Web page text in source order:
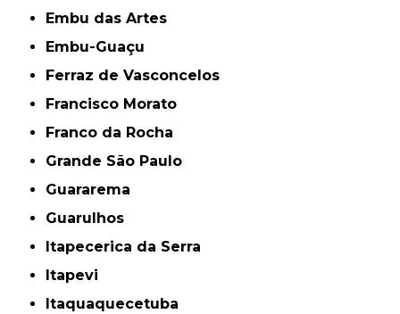
Embu das Artes
Embu-Guaçu
Ferraz de Vasconcelos
Francisco Morato
Franco da Rocha
Grande São Paulo
Guararema
Guarulhos
Itapecerica da Serra
Itapevi
Itaquaquecetuba